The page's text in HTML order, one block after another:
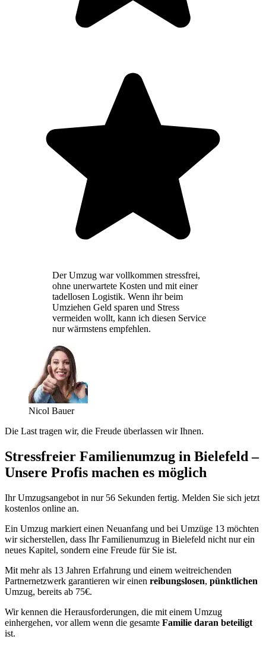
Der Umzug war vollkommen stressfrei,
ohne unerwartete Kosten und mit einer
tadellosen Logistik. Wenn ihr beim
Umziehen Geld sparen und Stress
vermeiden wollt, kann ich diesen Service
nur wärmstens empfehlen.
Nicol Bauer
Die Last tragen wir, die Freude überlassen wir Ihnen.
Stressfreier Familienumzug in Bielefeld –
Unsere Profis machen es möglich
Ihr Umzugsangebot in nur 56 Sekunden fertig. Melden Sie sich jetzt
kostenlos online an.
Ein Umzug markiert einen Neuanfang und bei Umzüge 13 möchten
wir sicherstellen, dass Ihr Familienumzug in Bielefeld nicht nur ein
neues Kapitel, sondern eine Freude für Sie ist.
Mit mehr als 13 Jahren Erfahrung und einem weitreichenden
Partnernetzwerk garantieren wir einen reibungslosen, pünktlichen
Umzug, bereits ab 75€.
Wir kennen die Herausforderungen, die mit einem Umzug
einhergehen, vor allem wenn die gesamte Familie daran beteiligt
ist.